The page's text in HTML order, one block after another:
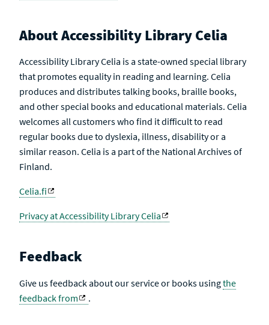
About Accessibility Library Celia
Accessibility Library Celia is a state-owned special library
that promotes equality in reading and learning. Celia
produces and distributes talking books, braille books,
and other special books and educational materials. Celia
welcomes all customers who find it difficult to read
regular books due to dyslexia, illness, disability or a
similar reason. Celia is a part of the National Archives of
Finland.
Celia.fi
Privacy at Accessibility Library Celia
Feedback
Give us feedback about our service or books usingthe
feedback from
.